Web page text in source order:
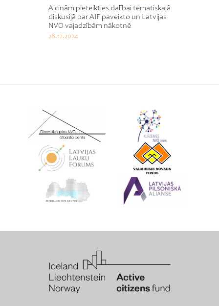
Aicinām pieteikties dalībai tematiskajā
diskusijā par AIF paveikto un Latvijas
NVO vajadzībām nākotnē
28.12.2024